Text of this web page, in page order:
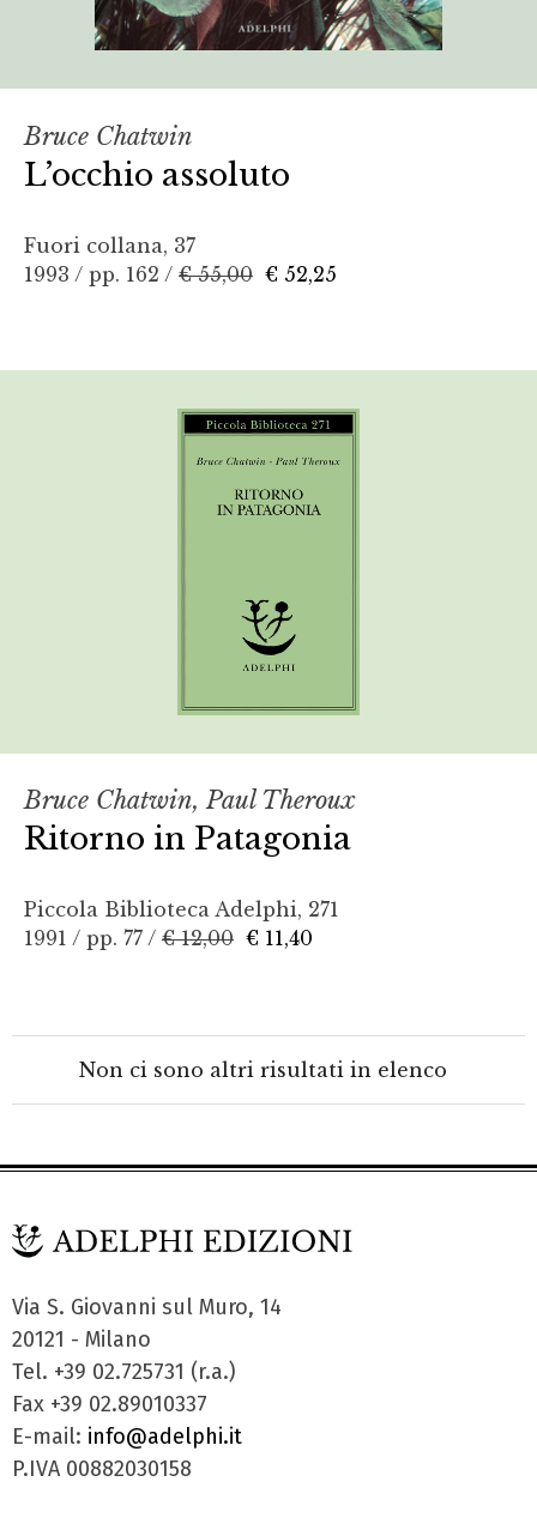
Bruce Chatwin
L’occhio assoluto
Fuori collana, 37
1993 / pp. 162 / € 55,00 € 52,25
Bruce Chatwin, Paul Theroux
Ritorno in Patagonia
Piccola Biblioteca Adelphi, 271
1991 / pp. 77 / € 12,00 € 11,40
Non ci sono altri risultati in elenco
Via S. Giovanni sul Muro, 14
20121 - Milano
Tel. +39 02.725731 (r.a.)
Fax +39 02.89010337
E-mail: info@adelphi.it
P.IVA 00882030158